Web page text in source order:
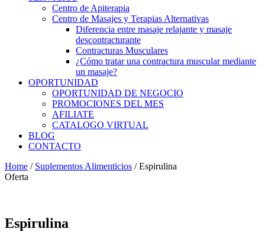
Centro de Apiterapia
Centro de Masajes y Terapias Alternativas
Diferencia entre masaje relajante y masaje
descontracturante
Contracturas Musculares
¿Cómo tratar una contractura muscular mediante
un masaje?
OPORTUNIDAD
OPORTUNIDAD DE NEGOCIO
PROMOCIONES DEL MES
AFILIATE
CATALOGO VIRTUAL
BLOG
CONTACTO
Home / Suplementos Alimenticios / Espirulina
Oferta
Espirulina